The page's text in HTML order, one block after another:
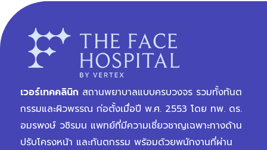
เวอร์เทคคลินิก สถานพยาบาลแบบครบวงจร รวมทั้งทันต
กรรมและผิวพรรณ ก่อตั้งเมื่อปี พ.ศ. 2553 โดย ทพ. ดร.
อมรพงษ์ วชิรมน แพทย์ที่มีความเชี่ยวชาญเฉพาะทางด้าน
ปรับโครงหน้า และทันตกรรม พร้อมด้วยพนักงานที่ผ่าน